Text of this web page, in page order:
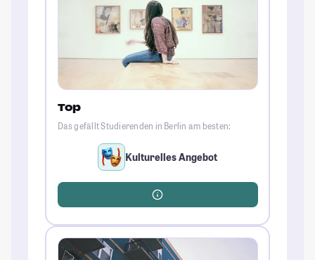
Top
Das gefällt Studierenden in Berlin am besten:
Kulturelles Angebot